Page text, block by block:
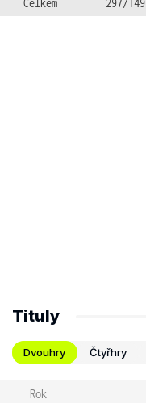
Celkem 297/149
Tituly
Dvouhry Čtyřhry
Rok